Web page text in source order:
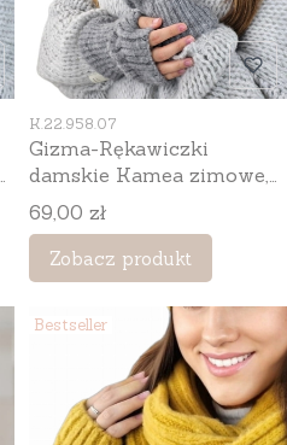
Kod produktu
K.22.958.07
Gizma-Rękawiczki
damskie Kamea zimowe,
bez palców, z wełną, kolor
grafitowy
Cena
69,00 zł
Zobacz produkt
Bestseller